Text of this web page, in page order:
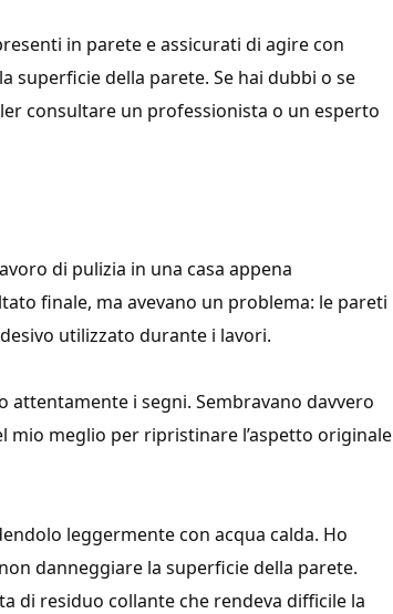
in parete e assicurati di agire con
superficie della parete. Se hai dubbi o se
consultare un professionista o un esperto
di pulizia in una casa appena
finale, ma avevano un problema: le pareti
utilizzato durante i lavori.
attentamente i segni. Sembravano davvero
meglio per ripristinare l’aspetto originale
leggermente con acqua calda. Ho
danneggiare la superficie della parete.
di residuo collante che rendeva difficile la